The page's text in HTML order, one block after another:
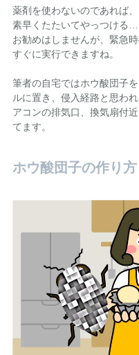
薬剤を使わないのであれば
素早くたたいてやっつける
お勧めはしませんが、緊急
すぐに実行できますね。
筆者の自宅ではホウ酸団子
ルに置き、侵入経路と思わ
アコンの排気口、換気扇付
てます。
ホウ酸団子の作り方